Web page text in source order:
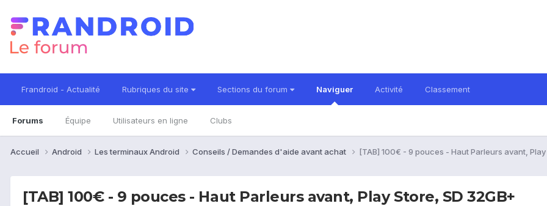
Frandroid - Actualité Rubriques du site Sections du forum Naviguer
Forums Équipe Utilisateurs en ligne Clubs
Activité Classement
Accueil Android Les terminaux Android Conseils / Demandes d'aide avant achat [TAB] 100€ - 9 pouces - Haut Parleurs avant, Play
[TAB] 100€ - 9 pouces - Haut Parleurs avant, Play Store, SD 32GB+